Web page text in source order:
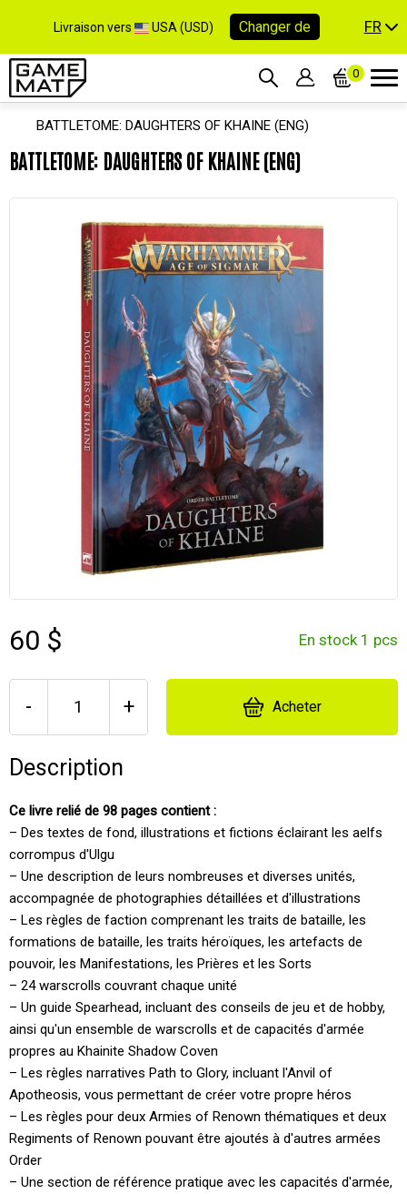
Livraison vers USA (USD) Changer de FR
0
BATTLETOME: DAUGHTERS OF KHAINE (ENG)
BATTLETOME: DAUGHTERS OF KHAINE (ENG)
60 $ En stock 1 pcs
- + Acheter
Description
Ce livre relié de 98 pages contient :
– Des textes de fond, illustrations et fictions éclairant les aelfs
corrompus d'Ulgu
– Une description de leurs nombreuses et diverses unités,
accompagnée de photographies détaillées et d'illustrations
– Les règles de faction comprenant les traits de bataille, les
formations de bataille, les traits héroïques, les artefacts de
pouvoir, les Manifestations, les Prières et les Sorts
– 24 warscrolls couvrant chaque unité
– Un guide Spearhead, incluant des conseils de jeu et de hobby,
ainsi qu'un ensemble de warscrolls et de capacités d'armée
propres au Khainite Shadow Coven
– Les règles narratives Path to Glory, incluant l'Anvil of
Apotheosis, vous permettant de créer votre propre héros
– Les règles pour deux Armies of Renown thématiques et deux
Regiments of Renown pouvant être ajoutés à d'autres armées
Order
– Une section de référence pratique avec les capacités d'armée,